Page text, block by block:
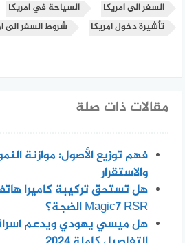
السفر الى امريكا
السياحة في امريكا
تأشيرة دخول امريكا
شروط السفر الى
مقالات ذات صلة
فهم توزيع الأصول: موازنة
والاستقرار
Magic7 RSR الضجة؟
هل ميسي يهودي ويدعم